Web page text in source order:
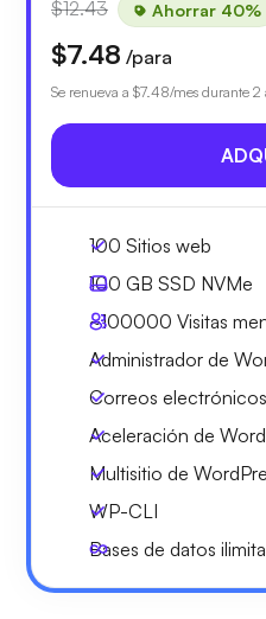
$12.43 Ahorrar 40%
$7.48 /para
Se renueva a $7.48/mes durante 2
100 Sitios web
100 GB SSD NVMe
~100000 Visitas
Administrador de
Correos
Aceleración de
Multisitio de
WP-CLI
Bases de datos